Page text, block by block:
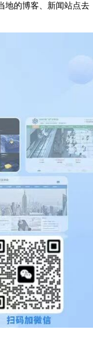
地的博客、新闻站点去